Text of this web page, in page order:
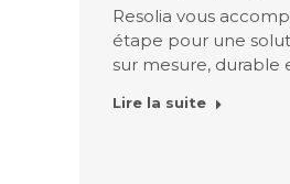
Resolia vous
étape pour une
sur mesure, durable
Lire la suite